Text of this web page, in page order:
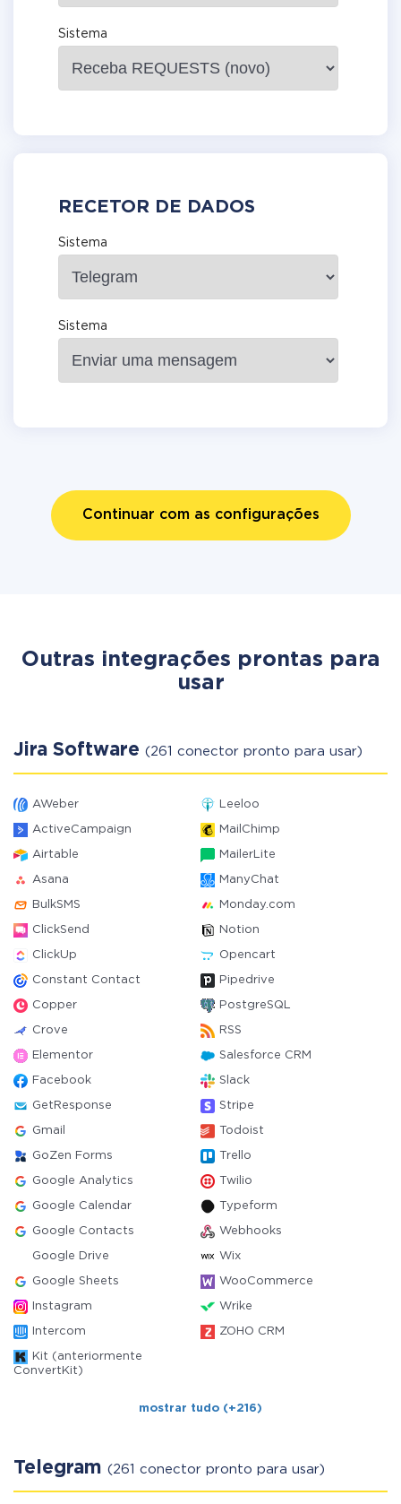
Sistema
RECETOR DE DADOS
Sistema
Sistema
Continuar com as configurações
Outras integrações prontas para
usar
Jira Software (261 conector pronto para usar)
AWeber Leeloo
ActiveCampaign MailChimp
Airtable MailerLite
Asana ManyChat
BulkSMS Monday.com
ClickSend Notion
ClickUp Opencart
Constant Contact Pipedrive
Copper PostgreSQL
Crove RSS
Elementor Salesforce CRM
Facebook Slack
GetResponse Stripe
Gmail Todoist
GoZen Forms Trello
Google Analytics Twilio
Google Calendar Typeform
Google Contacts Webhooks
Google Drive Wix
Google Sheets WooCommerce
Instagram Wrike
Intercom ZOHO CRM
Kit (anteriormente
ConvertKit)
mostrar tudo (+216)
Telegram (261 conector pronto para usar)